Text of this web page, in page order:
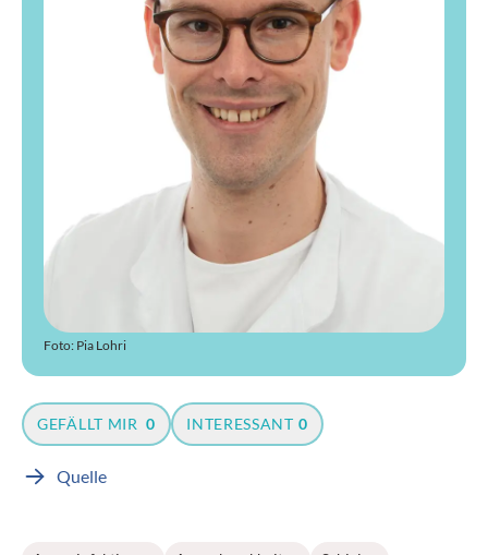
Foto: Pia Lohri
GEFÄLLT MIR 0 INTERESSANT 0
Quelle